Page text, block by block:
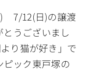
) 7/12(日)の譲渡
うございまし
り猫が好き」で
ック東戸塚の